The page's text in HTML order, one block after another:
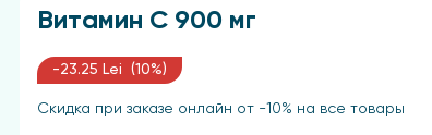
Витамин C 900 мг
-23.25 Lei (10%)
Скидка при заказе онлайн от -10% на все товары